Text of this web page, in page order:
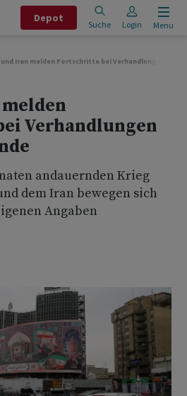
Depot
Suche Login Menu
und Iran melden Fortschritte bei Verhandlungen über
Verhandlungen
andauernden Krieg
dem Iran bewegen sich
Angaben